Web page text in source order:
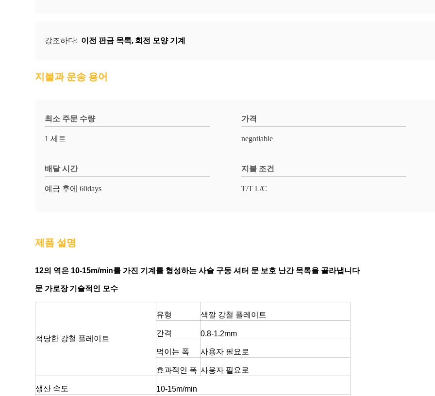
강조하다: 이전 판금 목록, 회전 모양 기계
지불과 운송 용어
최소 주문 수량
1 세트
가격
negotiable
배달 시간
예금 후에 60days
지불 조건
T/T L/C
제품 설명
12의 역은 10-15m/min를 가진 기계를 형성하는 사슬 구동 셔터 문 보호 난간 목록을 골라냅니다
문 가로장 기술적인 모수
적당한 강철 플레이트
유형 색깔 강철 플레이트
간격 0.8-1.2mm
먹이는 폭 사용자 필요로
효과적인 폭 사용자 필요로
생산 속도 10-15m/min